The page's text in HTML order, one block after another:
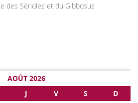
des Sérioles et du Gibbosus
AOÛT 2026
J V S
D